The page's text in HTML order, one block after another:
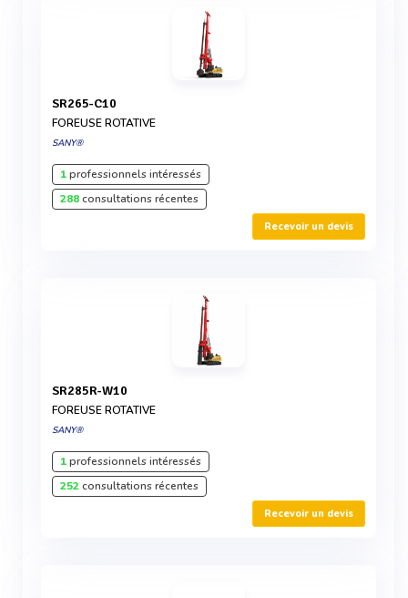
SR265-C10
FOREUSE ROTATIVE
SANY®
1professionnels intéressés
288consultations récentes
Recevoir un devis
SR285R-W10
FOREUSE ROTATIVE
SANY®
1professionnels intéressés
252consultations récentes
Recevoir un devis